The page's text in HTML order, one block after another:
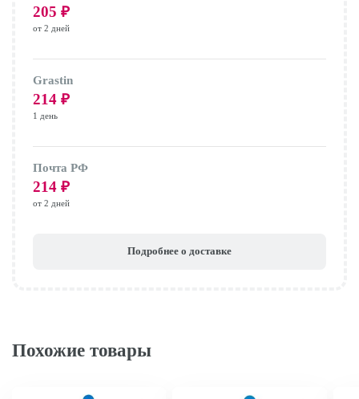
205 ₽
от 2 дней
Grastin
214 ₽
1 день
Почта РФ
214 ₽
от 2 дней
Подробнее о доставке
Похожие товары